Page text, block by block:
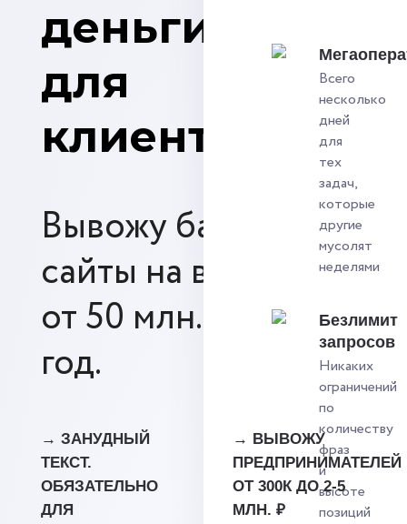
деньги
для
клиентов
Вывожу банковские
сайты на выручку
от 50 млн. рублей в
год.
Всего
несколько
дней
для
тех
задач,
которые
другие
мусолят
неделями
Безлимит
запросов
Никаких
ограничений
по
количеству
фраз
и
высоте
позиций
→ ЗАНУДНЫЙ
ТЕКСТ.
ОБЯЗАТЕЛЬНО
ДЛЯ
→ ВЫВОЖУ
ПРЕДПРИНИМАТЕЛЕЙ
ОТ 300К ДО 2-5
МЛН. ₽